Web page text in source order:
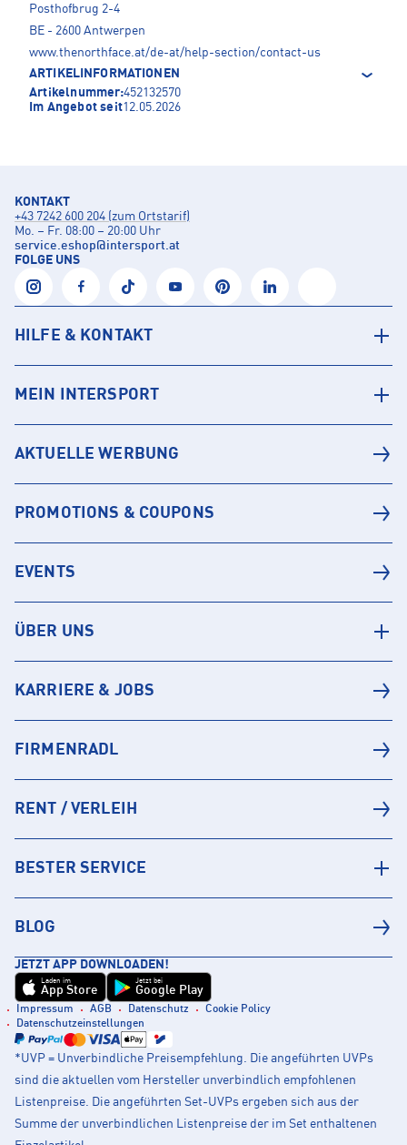
Posthofbrug 2-4
BE - 2600 Antwerpen
www.thenorthface.at/de-at/help-section/contact-us
ARTIKELINFORMATIONEN
Artikelnummer:452132570
Im Angebot seit12.05.2026
KONTAKT
+43 7242 600 204 (zum Ortstarif)
Mo. – Fr. 08:00 – 20:00 Uhr
service.eshop@intersport.at
FOLGE UNS
HILFE & KONTAKT
MEIN INTERSPORT
AKTUELLE WERBUNG
PROMOTIONS & COUPONS
EVENTS
ÜBER UNS
KARRIERE & JOBS
FIRMENRADL
RENT / VERLEIH
BESTER SERVICE
BLOG
JETZT APP DOWNLOADEN!
Laden im
App Store
Jetzt bei
Google Play
Impressum AGB Datenschutz
Cookie Policy
Datenschutzeinstellungen
*UVP = Unverbindliche Preisempfehlung. Die angeführten UVPs
sind die aktuellen vom Hersteller unverbindlich empfohlenen
Listenpreise. Die angeführten Set-UVPs ergeben sich aus der
Summe der unverbindlichen Listenpreise der im Set enthaltenen